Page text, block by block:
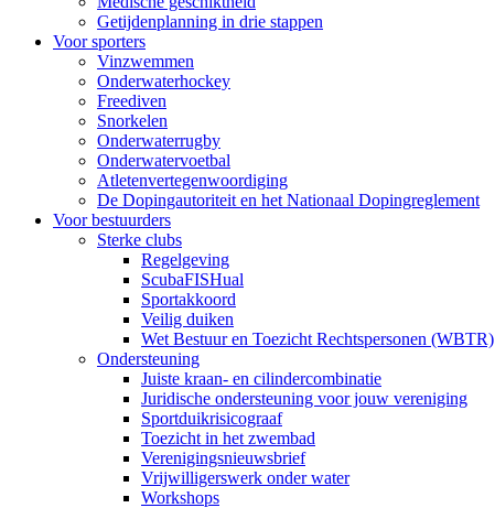
Getijdenplanning in drie stappen
Voor sporters
Vinzwemmen
Onderwaterhockey
Freediven
Snorkelen
Onderwaterrugby
Onderwatervoetbal
Atletenvertegenwoordiging
De Dopingautoriteit en het Nationaal Dopingreglement
Voor bestuurders
Sterke clubs
Regelgeving
ScubaFISHual
Sportakkoord
Veilig duiken
Wet Bestuur en Toezicht Rechtspersonen (WBTR)
Ondersteuning
Juiste kraan- en cilindercombinatie
Juridische ondersteuning voor jouw vereniging
Sportduikrisicograaf
Toezicht in het zwembad
Verenigingsnieuwsbrief
Vrijwilligerswerk onder water
Workshops